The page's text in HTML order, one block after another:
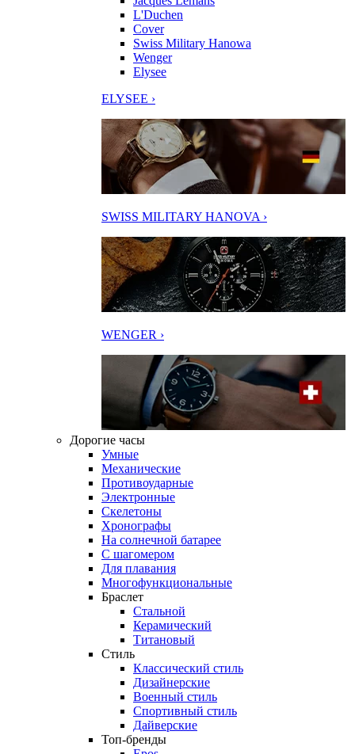
L'Duchen
Cover
Swiss Military Hanowa
Wenger
Elysee
ELYSEE ›
SWISS MILITARY HANOVA ›
WENGER ›
Дорогие часы
Умные
Механические
Противоударные
Электронные
Скелетоны
Хронографы
На солнечной батарее
С шагомером
Для плавания
Многофункциональные
Браслет
Стальной
Керамический
Титановый
Стиль
Классический стиль
Дизайнерские
Военный стиль
Спортивный стиль
Дайверские
Топ-бренды